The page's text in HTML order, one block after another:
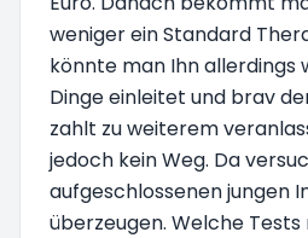
weniger ein Standard
könnte man Ihn allerdings
Dinge einleitet und brav
zahlt zu weiterem
jedoch kein Weg. Da
aufgeschlossenen jungen
überzeugen. Welche